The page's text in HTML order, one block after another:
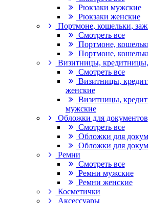
Рюкзаки мужские
Рюкзаки женские
Портмоне, кошельки,
Смотреть все
Портмоне,
Портмоне,
Визитницы,
Смотреть все
Визитницы,
женские
Визитницы,
мужские
Обложки для документов
Смотреть все
Обложки для
Обложки для
Ремни
Смотреть все
Ремни мужские
Ремни женские
Косметички
Аксессуары